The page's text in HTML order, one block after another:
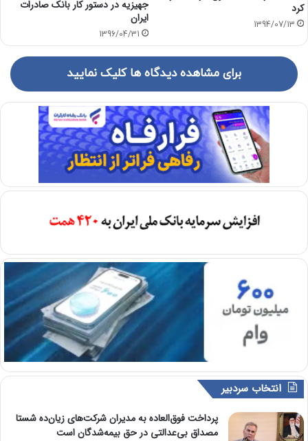
كرد
1394/07/13
جهیزیه در دستور کار بانک صادرات
ایران
1396/04/31
برای مشاهده دیدگاه ها کلیک نمایید
انتخاب سردبیر
پرداخت فوق‌العاده به مدیران شرکت‌های زیان‌ده شستا
مصداق بی‌عدالتی در حق بیمه‌شدگان است